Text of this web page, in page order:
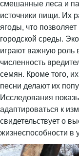
смешанные леса и
источники пищи. Их
ягоды, что
городской среды.
играют важную роль
численность
семян. Кроме того,
песни делают их
Исследования
адаптироваться к
свидетельствует о
жизнеспособности в